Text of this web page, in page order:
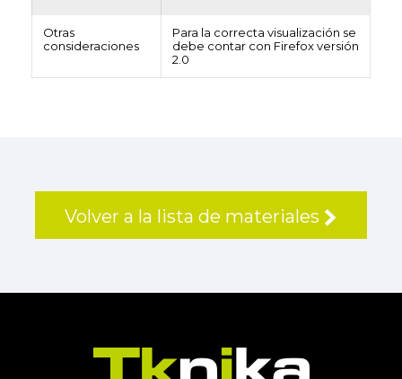
Otras
consideraciones
Para la correcta visualización se
debe contar con Firefox versión
2.0
Volver a la lista de materiales